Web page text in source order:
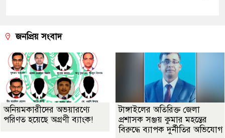
জনপ্রিয় সংবাদ
অনিয়মকারীদের অভয়ারণ্যে
পরিণত হয়েছে অগ্রণী ব্যাংক!
টাঙ্গাইলের অতিরিক্ত জেলা
প্রশাসক সঞ্জয় কুমার মহন্তের
বিরুদ্ধে ব্যাপক দুর্নীতির অভিযোগ